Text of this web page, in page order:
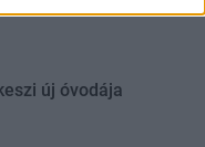
új óvodája